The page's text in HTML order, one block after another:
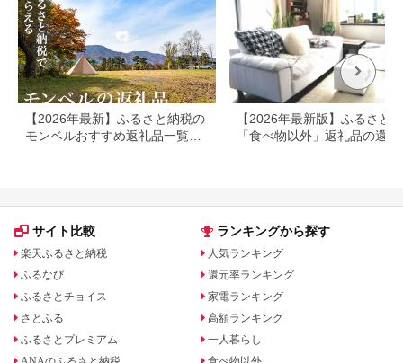
【2026年最新】ふるさと納税の
モンベルおすすめ返礼品一覧｜
【2026年最新版】ふるさと
「食べ物以外」返礼品の還
サイト比較
楽天ふるさと納税
ふるなび
ふるさとチョイス
さとふる
ふるさとプレミアム
ランキングから探す
人気ランキング
還元率ランキング
家電ランキング
高額ランキング
一人暮らし